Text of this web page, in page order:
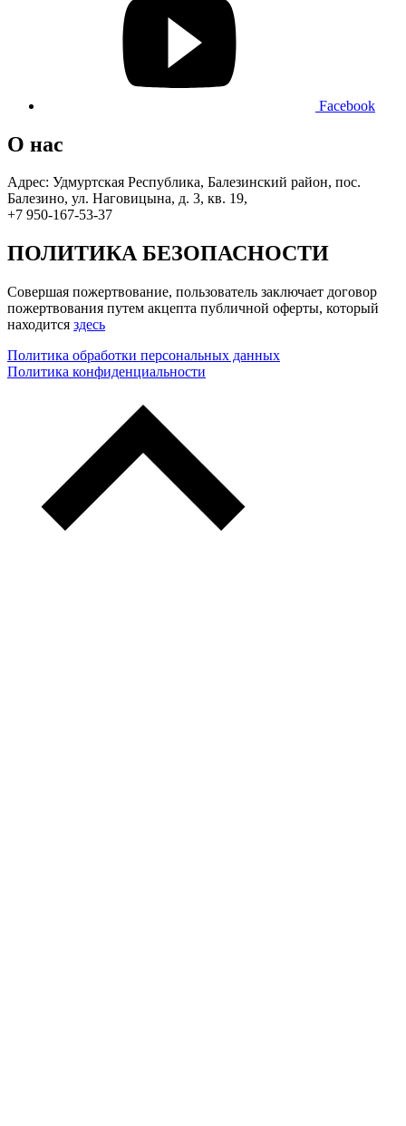
Facebook
О нас
Адрес: Удмуртская Республика, Балезинский район, пос.
Балезино, ул. Наговицына, д. 3, кв. 19,
+7 950-167-53-37
ПОЛИТИКА БЕЗОПАСНОСТИ
Совершая пожертвование, пользователь заключает договор
пожертвования путем акцепта публичной оферты, который
находится здесь
Политика обработки персональных данных
Политика конфиденциальности